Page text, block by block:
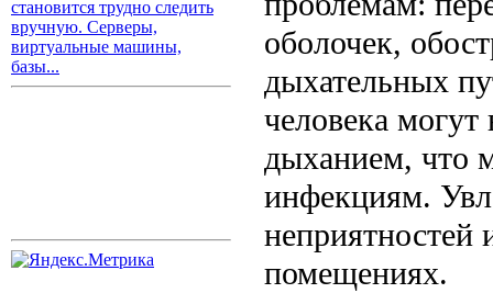
становится трудно следить
вручную. Серверы,
виртуальные машины,
базы...
оболочек,
дыхательных
человека
дыханием, что
инфекциям.
неприятностей
помещениях.